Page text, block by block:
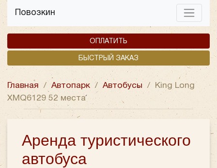
Повозкин
ОПЛАТИТЬ
БЫСТРЫЙ ЗАКАЗ
Главная / Автопарк / Автобусы /
King Long
XMQ6129 52 места
Аренда туристического
автобуса